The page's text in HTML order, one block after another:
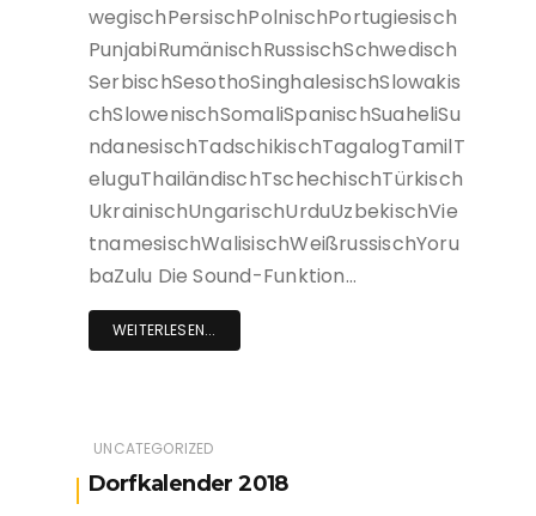
wegischPersischPolnischPortugiesisch
PunjabiRumänischRussischSchwedisch
SerbischSesothoSinghalesischSlowakis
chSlowenischSomaliSpanischSuaheliSu
ndanesischTadschikischTagalogTamilT
eluguThailändischTschechischTürkisch
UkrainischUngarischUrduUzbekischVie
tnamesischWalisischWeißrussischYoru
baZulu Die Sound-Funktion…
WEITERLESEN...
UNCATEGORIZED
Dorfkalender 2018